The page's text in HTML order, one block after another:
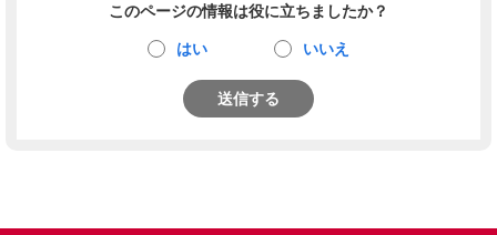
このページの情報は役に立ちましたか？
はい いいえ
送信する